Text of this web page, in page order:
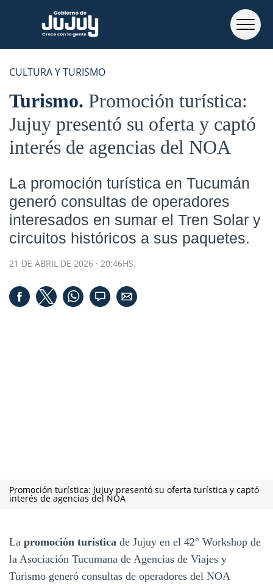
CULTURA Y TURISMO
Turismo Promoción turística:
Jujuy presentó su oferta y captó
interés de agencias del NOA
La promoción turística en Tucumán
generó consultas de operadores
interesados en sumar el Tren Solar y
circuitos históricos a sus paquetes.
21 DE ABRIL DE 2026 · 20:46HS.
Promoción turística: Jujuy presentó su oferta turística y captó
interés de agencias del NOA
La promoción turística de Jujuy en el 42° Workshop de
la Asociación Tucumana de Agencias de Viajes y
Turismo generó consultas de operadores del NOA